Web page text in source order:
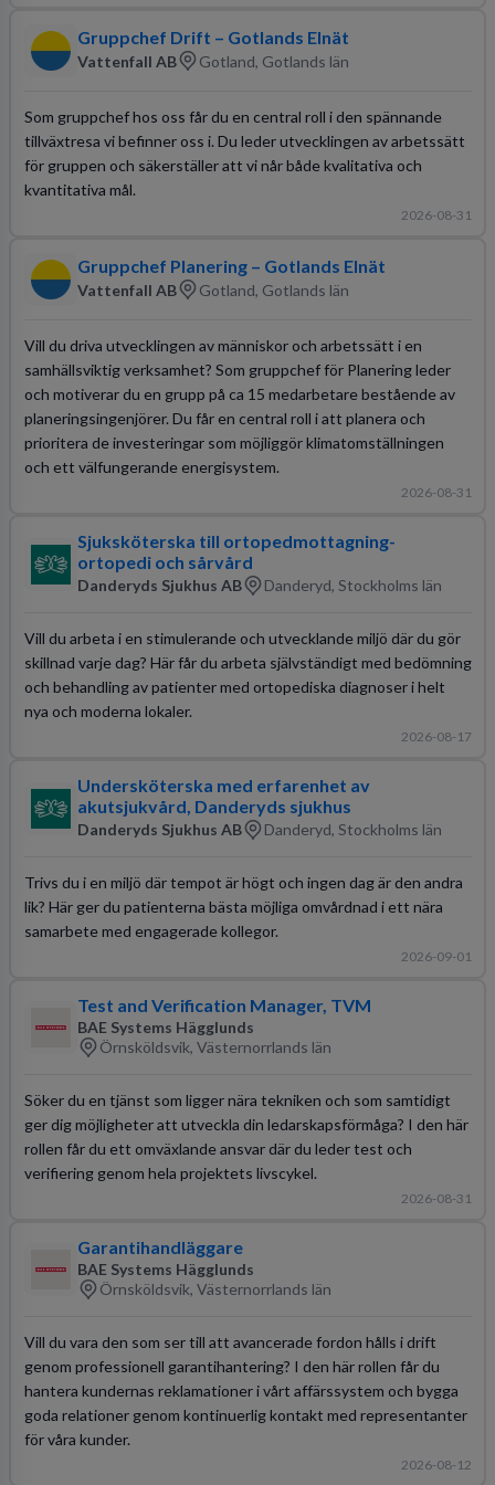
Gruppchef Drift – Gotlands Elnät
Vattenfall AB Gotland, Gotlands län
Som gruppchef hos oss får du en central roll i den spännande
tillväxtresa vi befinner oss i. Du leder utvecklingen av arbetssätt
för gruppen och säkerställer att vi når både kvalitativa och
kvantitativa mål.
2026-08-31
Gruppchef Planering – Gotlands Elnät
Vattenfall AB Gotland, Gotlands län
Vill du driva utvecklingen av människor och arbetssätt i en
samhällsviktig verksamhet? Som gruppchef för Planering leder
och motiverar du en grupp på ca 15 medarbetare bestående av
planeringsingenjörer. Du får en central roll i att planera och
prioritera de investeringar som möjliggör klimatomställningen
och ett välfungerande energisystem.
2026-08-31
Sjuksköterska till ortopedmottagning-
ortopedi och sårvård
Danderyds Sjukhus AB Danderyd, Stockholms län
Vill du arbeta i en stimulerande och utvecklande miljö där du gör
skillnad varje dag? Här får du arbeta självständigt med bedömning
och behandling av patienter med ortopediska diagnoser i helt
nya och moderna lokaler.
2026-08-17
Undersköterska med erfarenhet av
akutsjukvård, Danderyds sjukhus
Danderyds Sjukhus AB Danderyd, Stockholms län
Trivs du i en miljö där tempot är högt och ingen dag är den andra
lik? Här ger du patienterna bästa möjliga omvårdnad i ett nära
samarbete med engagerade kollegor.
2026-09-01
Test and Verification Manager, TVM
BAE Systems Hägglunds
Örnsköldsvik, Västernorrlands län
Söker du en tjänst som ligger nära tekniken och som samtidigt
ger dig möjligheter att utveckla din ledarskapsförmåga? I den här
rollen får du ett omväxlande ansvar där du leder test och
verifiering genom hela projektets livscykel.
2026-08-31
Garantihandläggare
BAE Systems Hägglunds
Örnsköldsvik, Västernorrlands län
Vill du vara den som ser till att avancerade fordon hålls i drift
genom professionell garantihantering? I den här rollen får du
hantera kundernas reklamationer i vårt affärssystem och bygga
goda relationer genom kontinuerlig kontakt med representanter
för våra kunder.
2026-08-12